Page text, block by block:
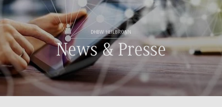
DHBW HEILBRONN
News & Presse